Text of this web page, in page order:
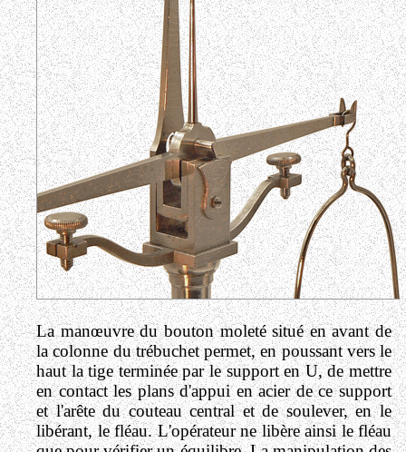
La manœuvre du bouton moleté situé en avant de
la colonne du trébuchet permet, en poussant vers le
haut la tige terminée par le support en U, de mettre
en contact les plans d'appui en acier de ce support
et l'arête du couteau central et de soulever, en le
libérant, le fléau. L'opérateur ne libère ainsi le fléau